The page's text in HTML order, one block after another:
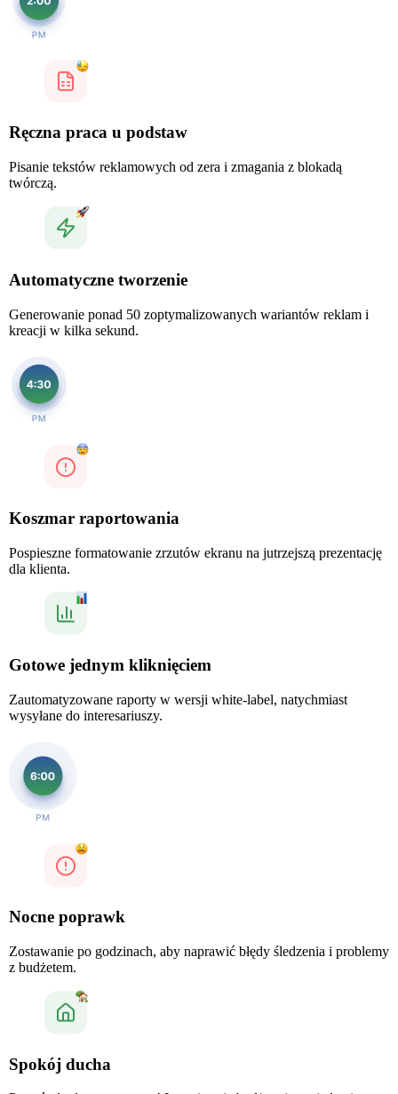
Ręczna praca u podstaw
Pisanie tekstów reklamowych od zera i zmagania z blokadą
twórczą.
Automatyczne tworzenie
Generowanie ponad 50 zoptymalizowanych wariantów reklam i
kreacji w kilka sekund.
Koszmar raportowania
Pospieszne formatowanie zrzutów ekranu na jutrzejszą prezentację
dla klienta.
Gotowe jednym kliknięciem
Zautomatyzowane raporty w wersji white-label, natychmiast
wysyłane do interesariuszy.
Nocne poprawk
Zostawanie po godzinach, aby naprawić błędy śledzenia i problemy
z budżetem.
Spokój ducha